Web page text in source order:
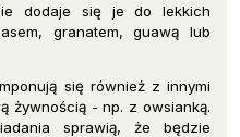
dodaje się je do lekkich
granatem, guawą lub
się również z innymi
żywnością - np. z owsianką.
sprawią, że będzie